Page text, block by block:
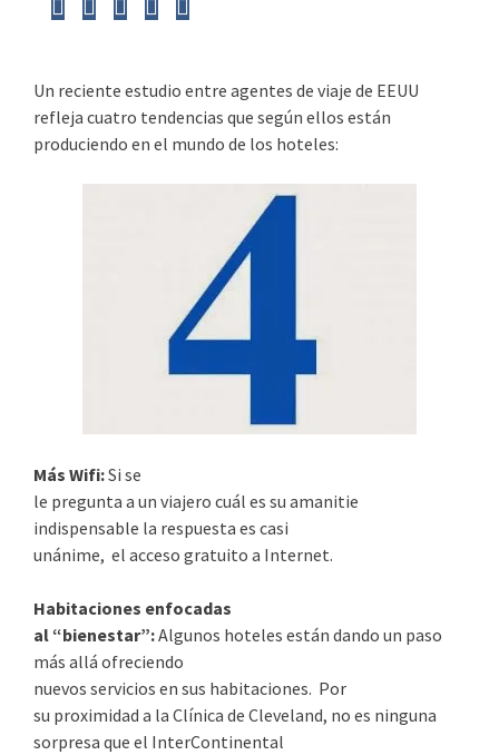
Un reciente estudio entre agentes de viaje de EEUU
refleja cuatro tendencias que según ellos están
produciendo en el mundo de los hoteles:
Más Wifi:Si se
le pregunta a un viajero cuál es su amanitie
indispensable la respuesta es casi
unánime, el acceso gratuito a Internet.
Habitaciones enfocadas
al “bienestar”:Algunos hoteles están dando un paso
más allá ofreciendo
nuevos servicios en sus habitaciones. Por
su proximidad a la Clínica de Cleveland, no es ninguna
sorpresa que el InterContinental